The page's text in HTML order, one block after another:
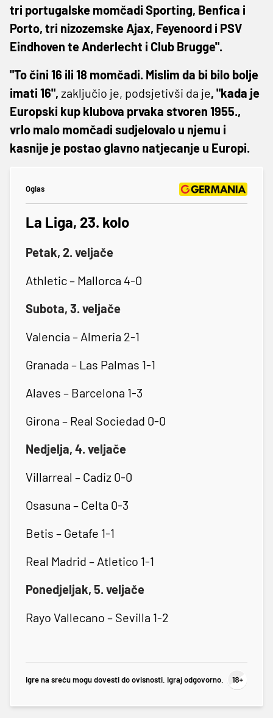
tri portugalske momčadi Sporting, Benfica i
Porto, tri nizozemske Ajax, Feyenoord i PSV
Eindhoven te Anderlecht i Club Brugge".
"To čini 16 ili 18 momčadi. Mislim da bi bilo bolje
imati 16", zaključio je, podsjetivši da je, "kada je
Europski kup klubova prvaka stvoren 1955.,
vrlo malo momčadi sudjelovalo u njemu i
kasnije je postao glavno natjecanje u Europi.
Oglas
La Liga, 23. kolo
Petak, 2. veljače
Athletic – Mallorca 4-0
Subota, 3. veljače
Valencia – Almeria 2-1
Granada – Las Palmas 1-1
Alaves – Barcelona 1-3
Girona – Real Sociedad 0-0
Nedjelja, 4. veljače
Villarreal – Cadiz 0-0
Osasuna – Celta 0-3
Betis – Getafe 1-1
Real Madrid – Atletico 1-1
Ponedjeljak, 5. veljače
Rayo Vallecano – Sevilla 1-2
Igre na sreću mogu dovesti do ovisnosti. Igraj odgovorno.